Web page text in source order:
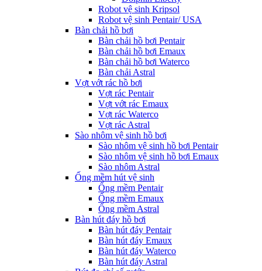
Robot vệ sinh Kripsol
Robot vệ sinh Pentair/ USA
Bàn chải hồ bơi
Bàn chải hồ bơi Pentair
Bàn chải hồ bơi Emaux
Bàn chải hồ bơi Waterco
Bàn chải Astral
Vợt vớt rác hồ bơi
Vợt rác Pentair
Vợt vớt rác Emaux
Vợt rác Waterco
Vợt rác Astral
Sào nhôm vệ sinh hồ bơi
Sào nhôm vệ sinh hồ bơi Pentair
Sào nhôm vệ sinh hồ bơi Emaux
Sào nhôm Astral
Ống mềm hút vệ sinh
Ống mềm Pentair
Ống mềm Emaux
Ống mềm Astral
Bàn hút đáy hồ bơi
Bàn hút đáy Pentair
Bàn hút đáy Emaux
Bàn hút đáy Waterco
Bàn hút đáy Astral